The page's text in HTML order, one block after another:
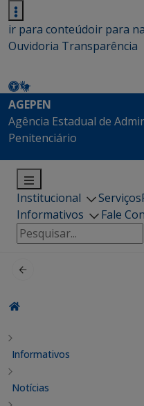
ir para conteúdoir para
Ouvidoria Transparência
AGEPEN
Agência Estadual de
Penitenciário
Institucional Serviços
Informativos
Fale
Pesquisar
por:
Informativos
Notícias